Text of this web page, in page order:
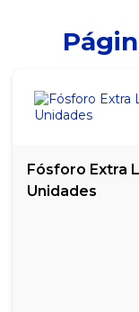
Fósforo Extra
Unidades